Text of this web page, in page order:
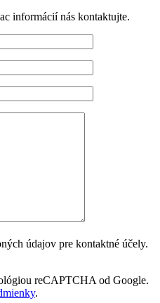
informácií nás kontaktujte.
údajov pre kontaktné účely.
reCAPTCHA od Google.
.